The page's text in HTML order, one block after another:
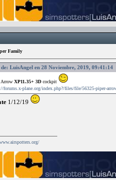
Family
LuisAngel en 28 Noviembre, 2019, 09:41:14
Arrow XP11.35+ 3D cockpit
forums.x-plane.org/index.php?/files/file/56325-piper-
1/12/19